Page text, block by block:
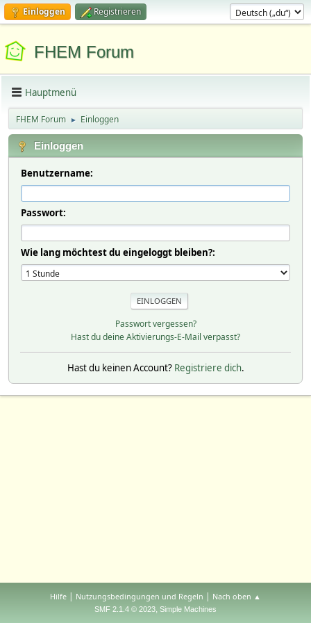
Einloggen Registrieren
FHEM Forum
Hauptmenü
FHEM Forum ► Einloggen
Einloggen
Benutzername:
Passwort:
Wie lang möchtest du eingeloggt bleiben?:
Passwort vergessen?
Hast du deine Aktivierungs-E-Mail verpasst?
Hast du keinen Account? Registriere dich.
Hilfe | Nutzungsbedingungen und Regeln | Nach oben ▲
SMF 2.1.4 © 2023, Simple Machines